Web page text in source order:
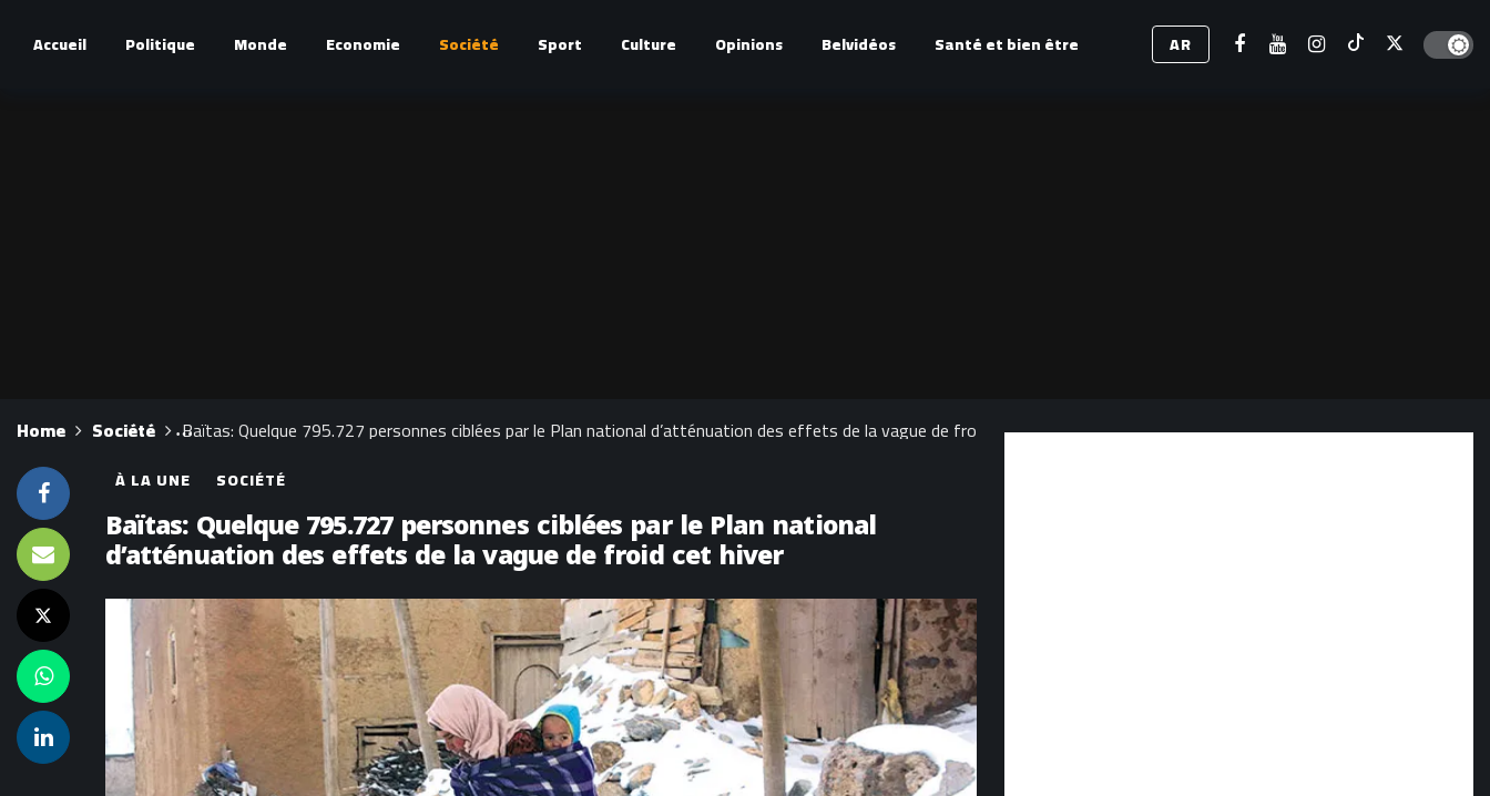
Accueil Politique Monde Economie Société Sport Culture Opinions Belvidéos Santé et bien être AR Dark
Home Société Baïtas: Quelque 795.727 personnes ciblées par le Plan national d’atténuation des effets de la vague de froid cet hiver
À LA UNE SOCIÉTÉ
Baïtas: Quelque 795.727 personnes ciblées par le Plan national
d’atténuation des effets de la vague de froid cet hiver